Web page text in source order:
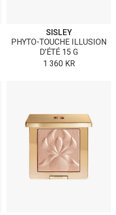
SISLEY
PHYTO-TOUCHE ILLUSION
D’ÉTÉ 15 G
1 360 KR